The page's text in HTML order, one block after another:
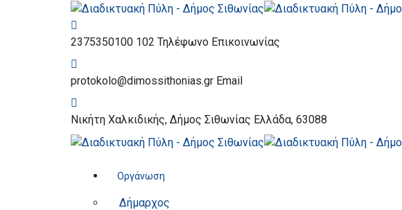
2375350100 102 Τηλέφωνο Επικοινωνίας
protokolo@dimossithonias.gr Email
Νικήτη Χαλκιδικής, Δήμος Σιθωνίας Ελλάδα, 63088
Οργάνωση
Δήμαρχος